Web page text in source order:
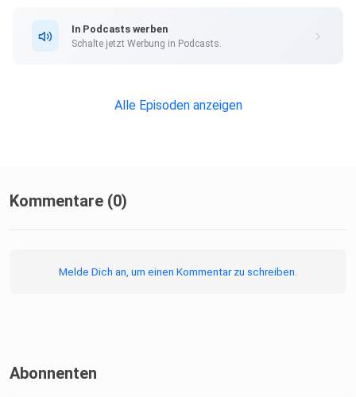
In Podcasts werben
Schalte jetzt Werbung in Podcasts.
Alle Episoden anzeigen
Kommentare (0)
Melde Dich an, um einen Kommentar zu schreiben.
Abonnenten